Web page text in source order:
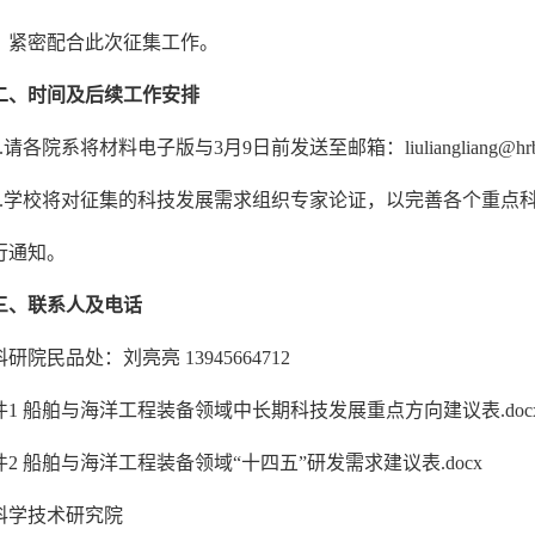
紧密配合此次征集工作。
、时间及后续工作安排
请各院系将材料电子版与3月9日前发送至邮箱：
学校将对征集的科技发展需求组织专家论证，以完善各个重点
知。
、联系人及电话
研院民品处：刘亮亮 13945664712
1 船舶与海洋工程装备领域中长期科技发展重点方向建议表
2 船舶与海洋工程装备领域“十四五”研发需求建议表.docx
学技术研究院